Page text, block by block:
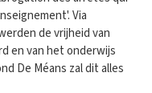
Via
de vrijheid van
en van het onderwijs
De Méans zal dit alles